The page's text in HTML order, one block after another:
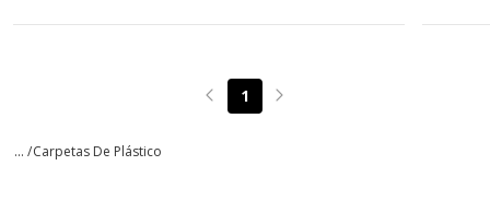
Page précédente
1 Page suivante
... /Carpetas De Plástico